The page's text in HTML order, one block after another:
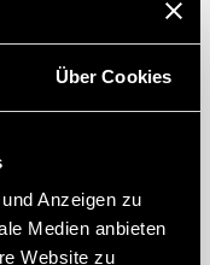
Über Cookies
Anzeigen zu
Medien anbieten
Website zu